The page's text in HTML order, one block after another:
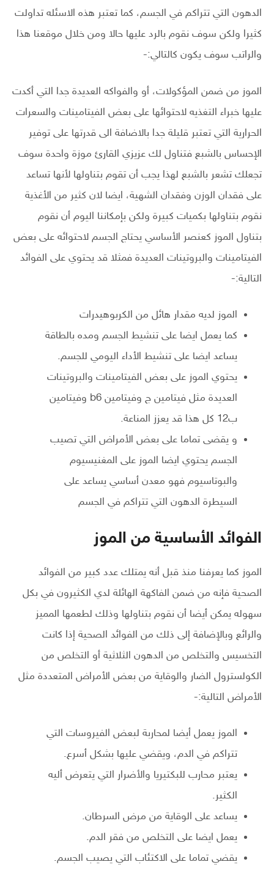
الدهون التي تتراكم في الجسم، كما تعتبر هذه الاسئله تداولت
كثيرا ولكن سوف نقوم بالرد عليها حالا ومن خلال موقعنا هذا
والراتب سوف يكون كالتالي:-
الموز من ضمن المؤكولات، أو والفواكه العديدة جدا التي أكدت
عليها خبراء التغذيه لاحتوائها على بعض الفيتامينات والسعرات
الحرارية التي تعتبر قليلة جدا بالاضافة الى قدرتها على توفير
الإحساس بالشبع فتناول لك عزيزي القارئ موزة واحدة سوف
تجعلك تشعر بالشبع لهذا يجب أن تقوم بتناولها لأنها تساعد
على فقدان الوزن وفقدان الشهية، ايضا لان كثير من الأغذية
نقوم بتناولها بكميات كبيرة ولكن بإمكاننا اليوم أن نقوم
بتناول الموز كعنصر الأساسي يحتاج الجسم لاحتوائه على بعض
الفيتامينات والبروتينات العديدة فمثلا قد يحتوي على الفوائد
التالية:-
الموز لديه مقدار هائل من الكربوهيدرات
كما يعمل ايضا على تنشيط الجسم ومده بالطاقة
يساعد ايضا على تنشيط الأداء اليومي للجسم.
يحتوي الموز على بعض الفيتامينات والبروتينات
العديدة مثل فيتامين ج وفيتامين b6 وفيتامين
ب12 كل هذا قد يعزز المناعة.
و يقضى تماما على بعض الأمراض التي تصيب
الجسم يحتوي ايضا الموز على المغنيسيوم
والبوتاسيوم فهو معدن أساسي يساعد على
السيطرة الدهون التي تتراكم في الجسم
الفوائد الأساسية من الموز
الموز كما يعرفنا منذ قبل أنه يمتلك عدد كبير من الفوائد
الصحية فإنه من ضمن الفاكهة الهائلة لدي الكثيرون في بكل
سهوله يمكن أيضا أن نقوم بتناولها وذلك لطعمها المميز
والرائع وبالإضافة إلى ذلك من الفوائد الصحية إذا كانت
التخسيس والتخلص من الدهون الثلاثية أو التخلص من
الكولسترول الضار والوقاية من بعض الأمراض المتعددة مثل
الأمراض التالية:-
الموز يعمل أيضا لمحاربة لبعض الفيروسات التي
تتراكم في الدم، ويقضي عليها بشكل أسرع.
يعتبر محارب للبكتيريا والأضرار التي يتعرض أليه
الكثير.
يساعد على الوقاية من مرض السرطان.
يعمل ايضا على التخلص من فقر الدم.
يقضي تماما على الاكتئاب التي يصيب الجسم.